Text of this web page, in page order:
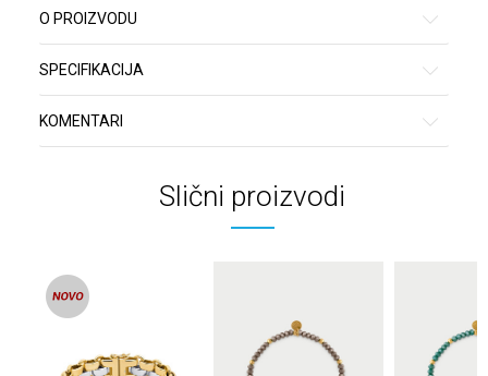
O PROIZVODU
SPECIFIKACIJA
KOMENTARI
Slični proizvodi